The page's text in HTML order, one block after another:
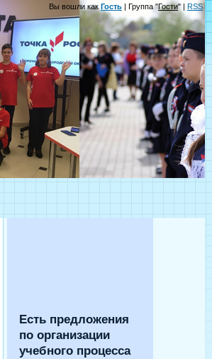
Вы вошли какГость | Группа "Гости" | RSS
Есть предложения
по организации
учебного процесса